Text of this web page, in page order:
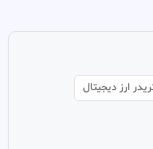
ارز دیجیتال